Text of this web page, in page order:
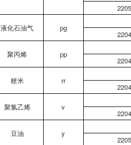
2205
液化石油气 pg
2204
聚丙烯 pp
2204
粳米 rr
2204
聚氯乙烯 v
2204
豆油 y
2205